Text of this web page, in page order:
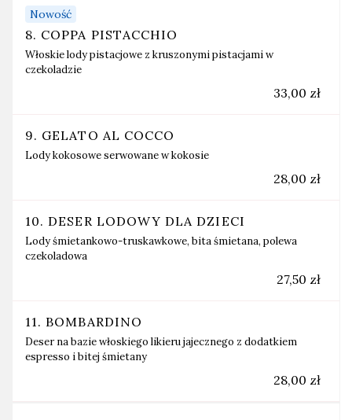
Nowość
8. COPPA PISTACCHIO
Włoskie lody pistacjowe z kruszonymi pistacjami w
czekoladzie
33,00 zł
9. GELATO AL COCCO
Lody kokosowe serwowane w kokosie
28,00 zł
10. DESER LODOWY DLA DZIECI
Lody śmietankowo-truskawkowe, bita śmietana, polewa
czekoladowa
27,50 zł
11. BOMBARDINO
Deser na bazie włoskiego likieru jajecznego z dodatkiem
espresso i bitej śmietany
28,00 zł